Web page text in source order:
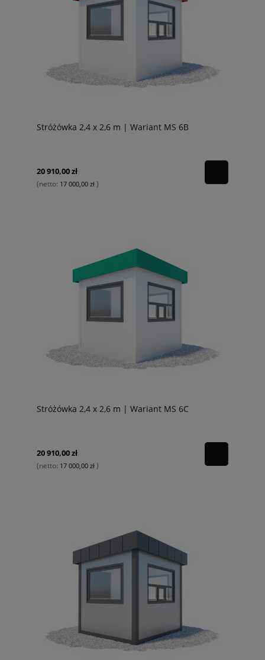
Stróżówka 2,4 x 2,6 m | Wariant MS 6B
20 910,00 zł
(netto: 17 000,00 zł )
Stróżówka 2,4 x 2,6 m | Wariant MS 6C
20 910,00 zł
(netto: 17 000,00 zł )